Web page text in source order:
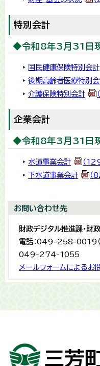
特別会計
◆令和8年3月31日
国民健康保険特別会計
後期高齢者医療特別
介護保険特別会計
企業会計
◆令和8年3月31日
水道事業会計
（
下水道事業会計
（
お問い合わせ先
財政デジタル推進課・財
電話：049-258-0019
049-274-1055
メールフォームによるお